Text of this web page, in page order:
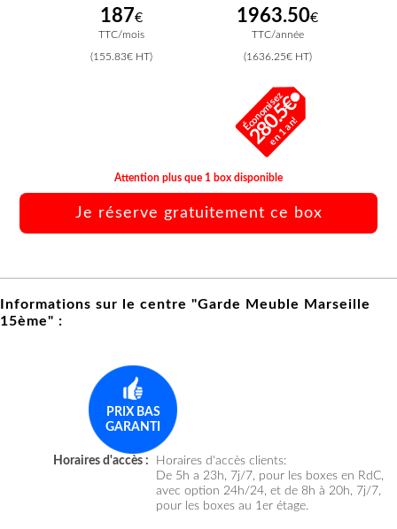
187€
TTC/mois
(155.83€ HT)
1963.50€
TTC/année
(1636.25€ HT)
Économisez
280.5€
en 1 an!
Attention plus que 1 box disponible
Informations sur le centre "Garde Meuble Marseille
15ème" :
PRIX BAS
GARANTI
Horaires d'accès :
Horaires d'accès clients:
De 5h a 23h, 7j/7, pour les boxes en RdC,
avec option 24h/24, et de 8h à 20h, 7j/7,
pour les boxes au 1er étage.